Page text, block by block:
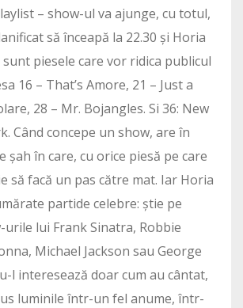
– show-ul va ajunge, cu totul,
să înceapă la 22.30 și Horia
sunt piesele care vor ridica publicul
16 – That’s Amore, 21 – Just a
28 – Mr. Bojangles. Si 36: New
Când concepe un show, are în
șah în care, cu orice piesă pe care
să facă un pas către mat. Iar Horia
partide celebre: știe pe
lui Frank Sinatra, Robbie
Michael Jackson sau George
l interesează doar cum au cântat,
luminile într-un fel anume, într-